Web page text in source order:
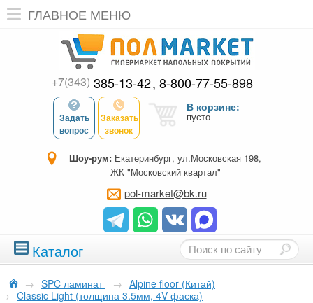
ГЛАВНОЕ МЕНЮ
+7(343) 385-13-42 8-800-77-55-898
Задать
вопрос
Заказать
звонок
В корзине:
пусто
Шоу-рум: Екатеринбург, ул.Московская 198,
ЖК "Московский квартал"
pol-market@bk.ru
Каталог
→ SPC ламинат → Alpine floor (Китай)
→ Classic Light (толщина 3.5мм, 4V-фаска)